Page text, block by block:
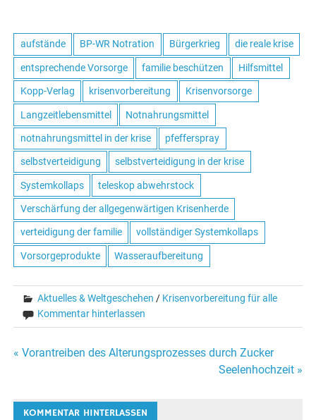
aufstände BP-WR Notration Bürgerkrieg die reale krise
entsprechende Vorsorge familie beschützen Hilfsmittel
Kopp-Verlag krisenvorbereitung Krisenvorsorge
Langzeitlebensmittel Notnahrungsmittel
notnahrungsmittel in der krise pfefferspray
selbstverteidigung selbstverteidigung in der krise
Systemkollaps teleskop abwehrstock
Verschärfung der allgegenwärtigen Krisenherde
verteidigung der familie vollständiger Systemkollaps
Vorsorgeprodukte Wasseraufbereitung
Aktuelles & Weltgeschehen / Krisenvorbereitung für alle
Kommentar hinterlassen
Navigation
« Vorantreiben des Alterungsprozesses durch Zucker
Seelenhochzeit »
KOMMENTAR HINTERLASSEN